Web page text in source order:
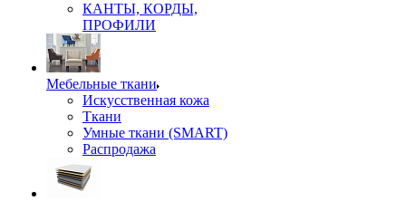
КАНТЫ, КОРДЫ,
ПРОФИЛИ
Мебельные ткани
Искусственная кожа
Ткани
Умные ткани (SMART)
Распродажа